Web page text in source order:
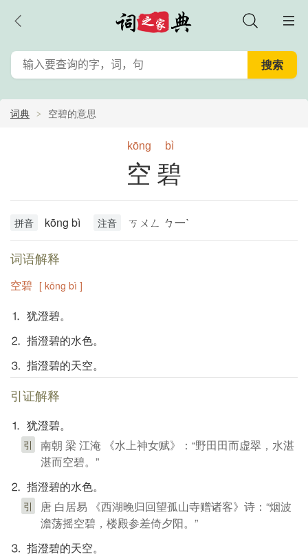
词典 空碧的意思
kōng bì
空碧
拼音 kōng bì 注音 ㄎㄨㄥ ㄅ一ˋ
词语解释
空碧 [ kōng bì ]
⒈ 犹澄碧。
⒉ 指澄碧的水色。
⒊ 指澄碧的天空。
引证解释
⒈ 犹澄碧。
引
南朝 梁 江淹 《水上神女赋》：“野田田而虚翠，水湛
湛而空碧。”
⒉ 指澄碧的水色。
引
唐 白居易 《西湖晚归回望孤山寺赠诸客》诗：“烟波
澹荡摇空碧，楼殿参差倚夕阳。”
⒊ 指澄碧的天空。